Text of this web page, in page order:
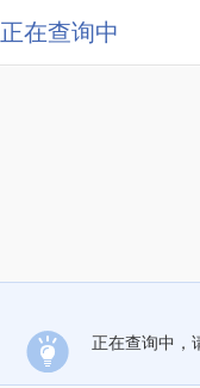
正在查询中
正在查询中，